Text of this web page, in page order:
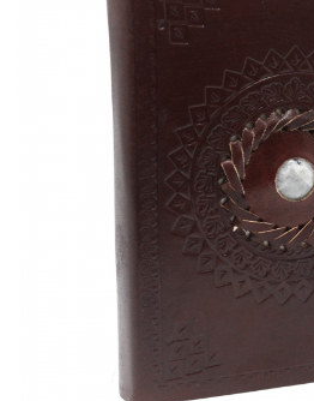
Bijuterii Aromaterapie
Coliere Aromaterapie
Bratari Aromaterapie
Lumanari Parfumate
Agende si Jurnale
Agende Hardcover
Seturi Creative si Accesorii
Ambalaje Cadouri